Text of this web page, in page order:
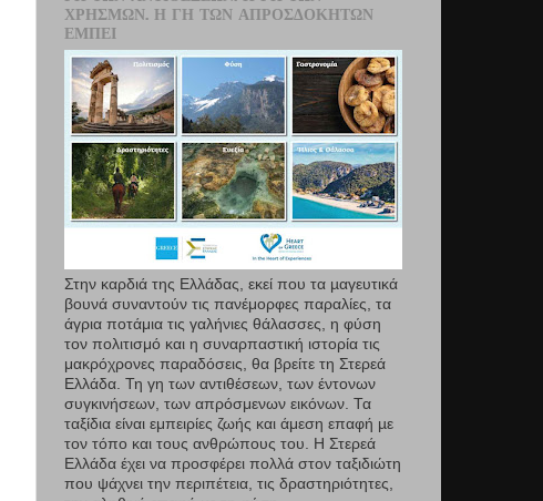
ΧΡΗΣΜΏΝ. Η ΓΗ ΤΩΝ ΑΠΡΟΣΔΌΚΗΤΩΝ
ΕΜΠΕΙ
Στην καρδιά της Ελλάδας, εκεί που τα µαγευτικά
βουνά συναντούν τις πανέμορφες παραλίες, τα
άγρια ποτάμια τις γαλήνιες θάλασσες, η φύση
τον πολιτισμό και η συναρπαστική ιστορία τις
μακρόχρονες παραδόσεις, θα βρείτε τη Στερεά
Ελλάδα. Τη γη των αντιθέσεων, των έντονων
συγκινήσεων, των απρόσμενων εικόνων. Τα
ταξίδια είναι εμπειρίες ζωής και άμεση επαφή µε
τον τόπο και τους ανθρώπους του. Η Στερεά
Ελλάδα έχει να προσφέρει πολλά στον ταξιδιώτη
που ψάχνει την περιπέτεια, τις δραστηριότητες,